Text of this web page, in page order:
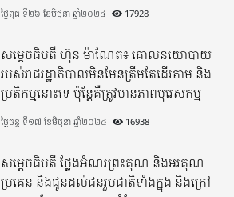
ថ្ងៃពុធ ទី២៦ ខែមិថុនា ឆ្នាំ២០២៤ 17928
សម្តេចធិបតី ហ៊ុន ម៉ាណែត៖ គោលនយោបាយ
របស់រាជរដ្ឋាភិបាលមិនមែនត្រឹមតែដើរតាម និង
ប្រតិកម្មនោះទេ ប៉ុន្តែគឺត្រូវមានភាពបុរេសកម្ម
ថ្ងៃចន្ទ ទី១៧ ខែមិថុនា ឆ្នាំ២០២៤ 16938
សម្តេចធិបតី ថ្លែងអំណរព្រះគុណ និងអរគុណ
ប្រគេន និងជូនដល់ជនរួមជាតិទាំងក្នុង​ និងក្រៅ